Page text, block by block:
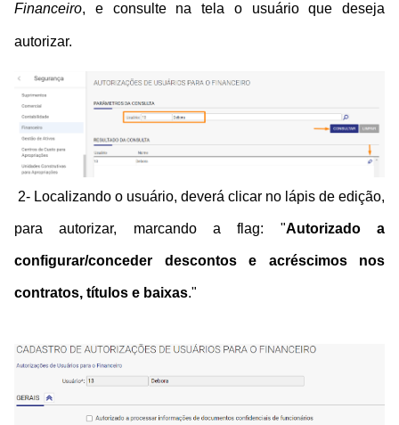
Financeiro, e consulte na tela o usuário que deseja
autorizar.
2- Localizando o usuário, deverá clicar no lápis de edição,
para autorizar, marcando a flag: "Autorizado a
configurar/conceder descontos e acréscimos nos
contratos, títulos e baixas."